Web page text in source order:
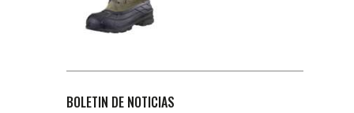
BOLETIN DE NOTICIAS